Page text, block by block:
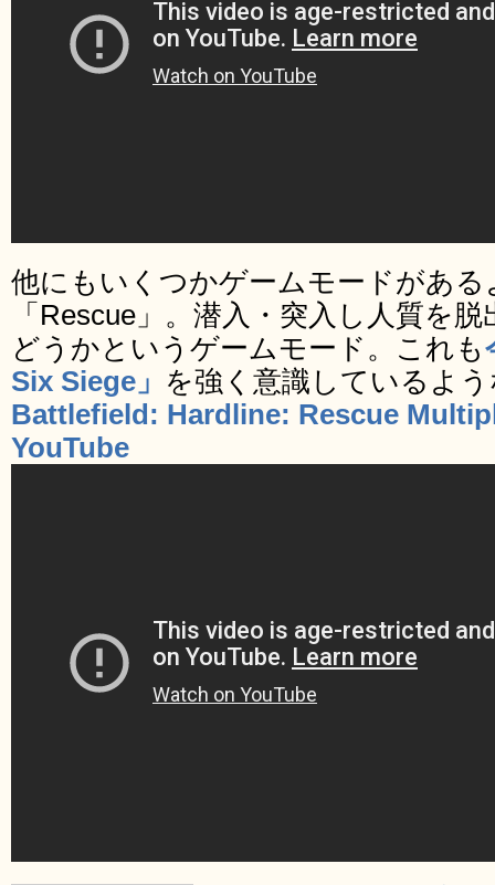
他にもいくつかゲームモードがあ
「Rescue」。潜入・突入し人質を
どうかというゲームモード。これも
Six Siege」
を強く意識しているよ
Battlefield: Hardline: Rescue
YouTube